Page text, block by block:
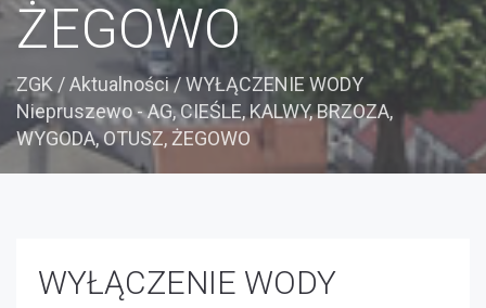
ŻEGOWO
ZGK /Aktualności/WYŁĄCZENIE WODY
Niepruszewo - AG, CIEŚLE, KALWY, BRZOZA,
WYGODA, OTUSZ, ŻEGOWO
WYŁĄCZENIE WODY